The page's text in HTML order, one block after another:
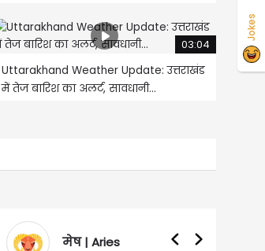
03:04
Uttarakhand Weather Update: उत्तराखंड
में तेज बारिश का अलर्ट, सावधानी...
वृषभ | Taurus
Jokes